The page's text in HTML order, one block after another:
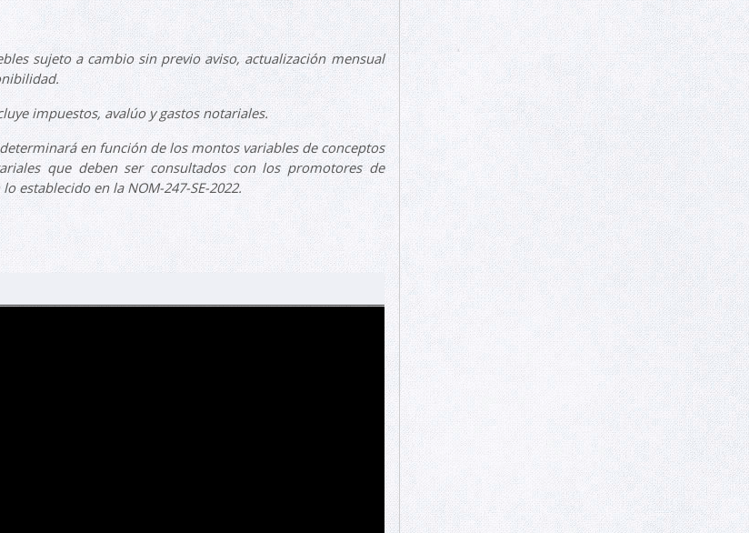
sujeto a cambio sin previo aviso, actualización mensual
impuestos, avalúo y gastos notariales.
en función de los montos variables de conceptos
que deben ser consultados con los promotores de
establecido en la NOM-247-SE-2022.